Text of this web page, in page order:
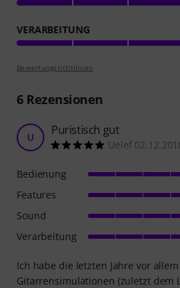
VERARBEITUNG
Bewertungsrichtlinien
6Rezensionen
U Puristisch gut
Uelef
Ich habe die letzten Jahre vor
Gitarrensimulationen (zuletzt dem
Bedienung
Features
Sound
Verarbeitung